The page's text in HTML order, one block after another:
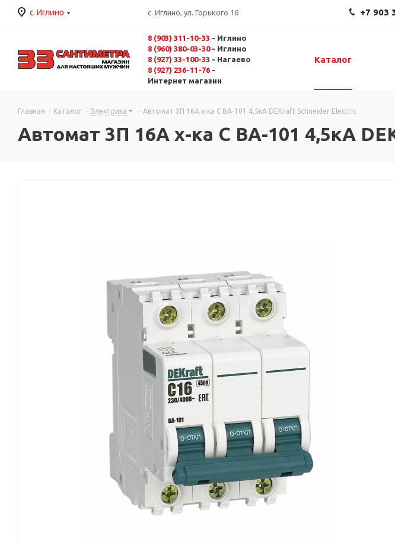
с. Иглино с. Иглино, ул. Горького 16 +7 903
8 (903) 311-10-33 - Иглино
8 (960) 380-03-30- Иглино
8 (927) 33-100-33 - Нагаево
8 (927) 236-11-76 -
Интернет магазин
Каталог
Главная - Каталог - Электрика - Автомат 3П 16А х-ка C ВА-101 4,5кА DEKraft Schneider Electric
Автомат 3П 16А х-ка C ВА-101 4,5кА